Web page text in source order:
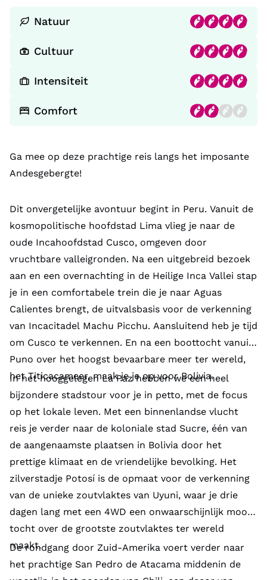
Natuur
Cultuur
Intensiteit
Comfort
Ga mee op deze prachtige reis langs het imposante
Andesgebergte!
Dit onvergetelijke avontuur begint in Peru. Vanuit de
kosmopolitische hoofdstad Lima vlieg je naar de
oude Incahoofdstad Cusco, omgeven door
vruchtbare valleigronden. Na een uitgebreid bezoek
aan en een overnachting in de Heilige Inca Vallei stap
je in een comfortabele trein die je naar Aguas
Calientes brengt, de uitvalsbasis voor de verkenning
van Incacitadel Machu Picchu. Aansluitend heb je tijd
om Cusco te verkennen. En na een boottocht vanuit
Puno over het hoogst bevaarbare meer ter wereld,
het Titicacameer, maak je je op voor Bolivia.
In het hooggelegen La Paz hebben we een heel
bijzondere stadstour voor je in petto, met de focus
op het lokale leven. Met een binnenlandse vlucht
reis je verder naar de koloniale stad Sucre, één van
de aangenaamste plaatsen in Bolivia door het
prettige klimaat en de vriendelijke bevolking. Het
zilverstadje Potosí is de opmaat voor de verkenning
van de unieke zoutvlaktes van Uyuni, waar je drie
dagen lang met een 4WD een onwaarschijnlijk mooie
tocht over de grootste zoutvlaktes ter wereld
maakt.
De rondgang door Zuid-Amerika voert verder naar
het prachtige San Pedro de Atacama middenin de